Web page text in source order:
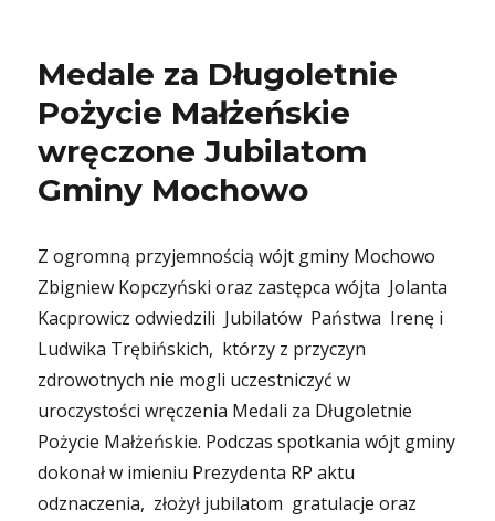
Medale za Długoletnie
Pożycie Małżeńskie
wręczone Jubilatom
Gminy Mochowo
Z ogromną przyjemnością wójt gminy Mochowo
Zbigniew Kopczyński oraz zastępca wójta Jolanta
Kacprowicz odwiedzili Jubilatów Państwa Irenę i
Ludwika Trębińskich, którzy z przyczyn
zdrowotnych nie mogli uczestniczyć w
uroczystości wręczenia Medali za Długoletnie
Pożycie Małżeńskie. Podczas spotkania wójt gminy
dokonał w imieniu Prezydenta RP aktu
odznaczenia, złożył jubilatom gratulacje oraz